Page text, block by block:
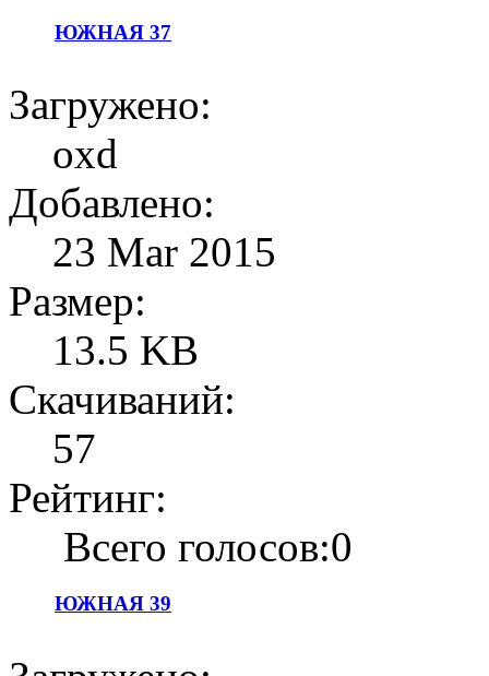
ЮЖНАЯ 37
Загружено:
oxd
Добавлено:
23 Mar 2015
Размер:
13.5 KB
Скачиваний:
57
Рейтинг:
Всего голосов:0
ЮЖНАЯ 39